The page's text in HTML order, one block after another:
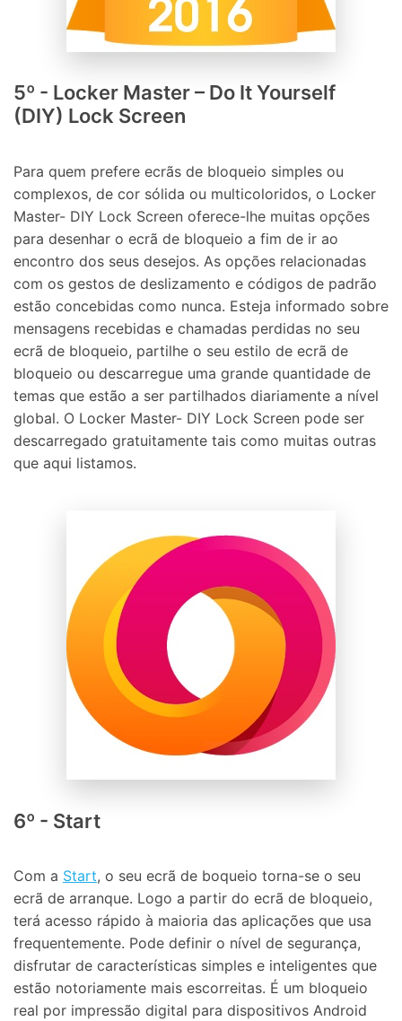
5º - Locker Master – Do It Yourself
(DIY) Lock Screen
Para quem prefere ecrãs de bloqueio simples ou
complexos, de cor sólida ou multicoloridos, o Locker
Master- DIY Lock Screen oferece-lhe muitas opções
para desenhar o ecrã de bloqueio a fim de ir ao
encontro dos seus desejos. As opções relacionadas
com os gestos de deslizamento e códigos de padrão
estão concebidas como nunca. Esteja informado sobre
mensagens recebidas e chamadas perdidas no seu
ecrã de bloqueio, partilhe o seu estilo de ecrã de
bloqueio ou descarregue uma grande quantidade de
temas que estão a ser partilhados diariamente a nível
global. O Locker Master- DIY Lock Screen pode ser
descarregado gratuitamente tais como muitas outras
que aqui listamos.
6º - Start
Com a Start, o seu ecrã de boqueio torna-se o seu
ecrã de arranque. Logo a partir do ecrã de bloqueio,
terá acesso rápido à maioria das aplicações que usa
frequentemente. Pode definir o nível de segurança,
disfrutar de características simples e inteligentes que
estão notoriamente mais escorreitas. É um bloqueio
real por impressão digital para dispositivos Android